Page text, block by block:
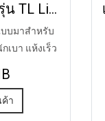
เสื้อวิ่ง/เสื้อกีฬา รุ่น TL Lite (MIDNIGHT MAROON)
บมาสำหรับ
เบา แห้งเร็ว
า